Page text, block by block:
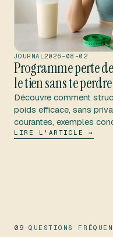
JOURNAL2026-08-02
Programme perte
le tien sans te perdre
Découvre comment
poids efficace, sans
courantes, exemples
LIRE L'ARTICLE →
09 QUESTIONS